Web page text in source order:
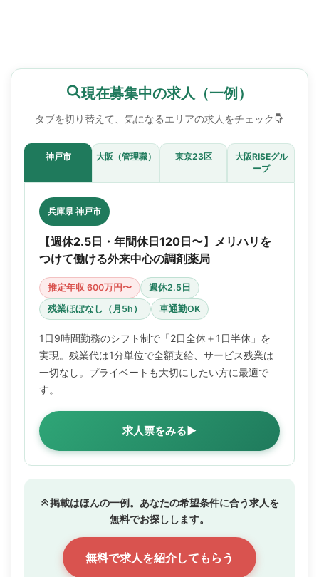
現在募集中の求人（一例）
タブを切り替えて、気になるエリアの求人をチェック
神戸市 大阪（管理職） 東京23区
大阪RISEグル
ープ
兵庫県 神戸市
【週休2.5日・年間休日120日〜】メリハリを
つけて働ける外来中心の調剤薬局
推定年収 600万円〜
週休2.5日
残業ほぼなし（月5h）
車通勤OK
1日9時間勤務のシフト制で「2日全休＋1日半休」を
実現。残業代は1分単位で全額支給、サービス残業は
一切なし。プライベートも大切にしたい方に最適で
す。
求人票をみる▶
掲載はほんの一例。あなたの希望条件に合う求人を
無料でお探しします。
無料で求人を紹介してもらう